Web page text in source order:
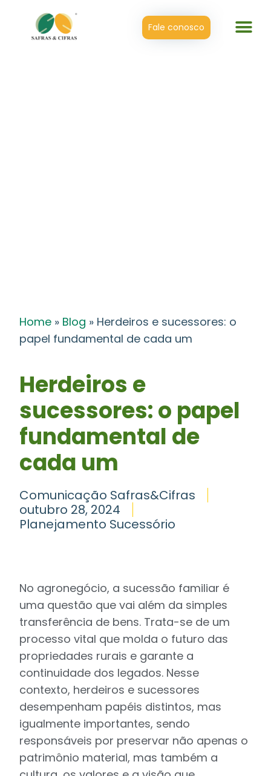
Fale conosco
Home » Blog » Herdeiros e sucessores: o
papel fundamental de cada um
Herdeiros e
sucessores: o papel
fundamental de
cada um
Comunicação Safras&Cifras
outubro 28, 2024
Planejamento Sucessório
No agronegócio, a sucessão familiar é
uma questão que vai além da simples
transferência de bens. Trata-se de um
processo vital que molda o futuro das
propriedades rurais e garante a
continuidade dos legados. Nesse
contexto, herdeiros e sucessores
desempenham papéis distintos, mas
igualmente importantes, sendo
responsáveis por preservar não apenas o
patrimônio material, mas também a